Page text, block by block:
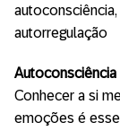
autorregulação
Autoconsciência
Conhecer a si
emoções é